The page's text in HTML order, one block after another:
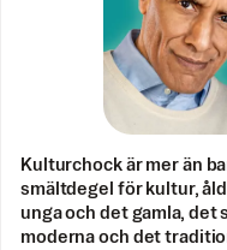
Kulturchock är mer än
smältdegel för kultur,
unga och det gamla, det
moderna och det